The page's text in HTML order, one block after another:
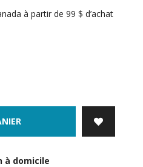
à partir de 99 $ d’achat
à domicile